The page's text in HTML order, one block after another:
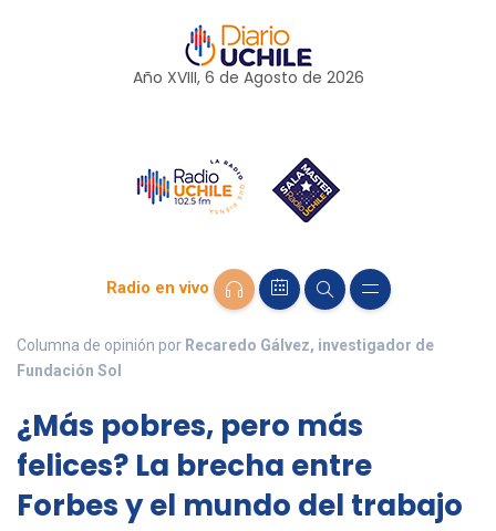
Año XVIII, 6 de Agosto de 2026
Radio en vivo
Columna de opinión por Recaredo Gálvez, investigador de
Fundación Sol
¿Más pobres, pero más
felices? La brecha entre
Forbes y el mundo del trabajo